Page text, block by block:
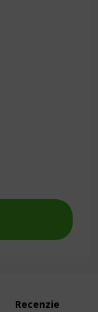
Recenzie